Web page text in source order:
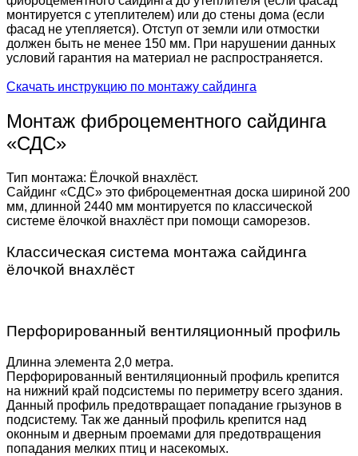
монтируется с утеплителем) или до стены дома (если
фасад не утепляется). Отступ от земли или отмостки
должен быть не менее 150 мм. При нарушении данных
условий гарантия на материал не распространяется.
Скачать инструкцию по монтажу сайдинга
Монтаж фиброцементного сайдинга
«СДС»
Тип монтажа: Ёлочкой внахлёст.
Сайдинг «СДС» это фиброцементная доска шириной 200
мм, длинной 2440 мм монтируется по классической
системе ёлочкой внахлёст при помощи саморезов.
Классическая система монтажа сайдинга
ёлочкой внахлёст
Перфорированный вентиляционный профиль
Длинна элемента 2,0 метра.
Перфорированный вентиляционный профиль крепится
на нижний край подсистемы по периметру всего здания.
Данный профиль предотвращает попадание грызунов в
подсистему. Так же данный профиль крепится над
оконным и дверным проемами для предотвращения
попадания мелких птиц и насекомых.